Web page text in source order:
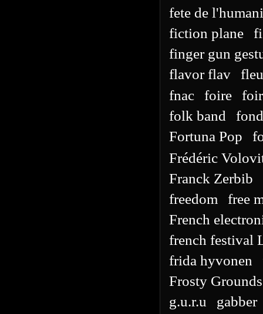
fete de
fiction plane
finger gun
flavor flav
fnac
foire
folk band
Fortuna Pop
Frédéric
Franck Zerbib
freedom
free
French
french festival
frida hyvonen
Frosty Grounds
g.u.r.u
gabber